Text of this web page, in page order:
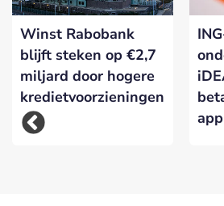
Winst Rabobank
blijft steken op €2,7
miljard door hogere
kredietvoorzieningen
app